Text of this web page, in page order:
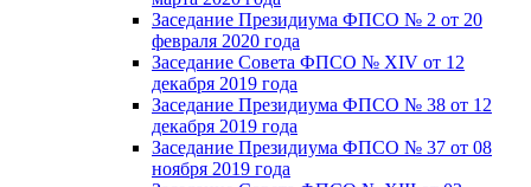
Заседание Президиума ФПСО № 2 от 20
февраля 2020 года
Заседание Совета ФПСО № XIV от 12
декабря 2019 года
Заседание Президиума ФПСО № 38 от 12
декабря 2019 года
Заседание Президиума ФПСО № 37 от 08
ноября 2019 года